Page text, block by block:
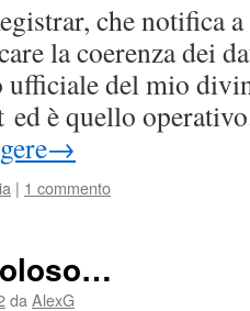
che notifica
la coerenza dei
del mio
è quello
→
| 1 commento
da AlexG